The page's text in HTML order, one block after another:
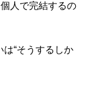
人で完結するの
“そうするしか